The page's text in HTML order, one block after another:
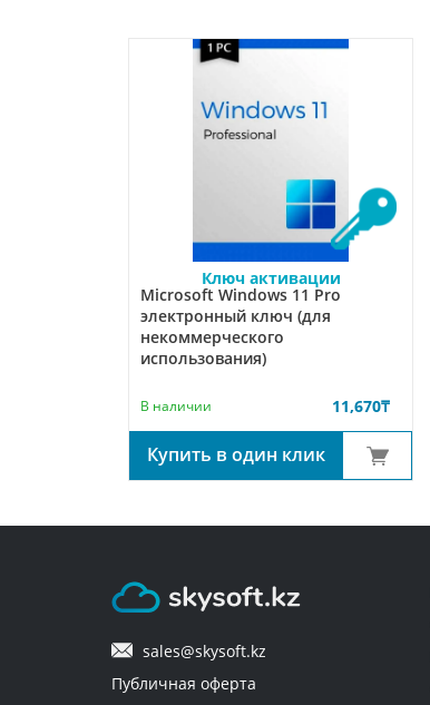
Ключ активации
Microsoft Windows 11 Pro
электронный ключ (для
некоммерческого
использования)
В наличии 11,670₸
Купить в один клик
sales@skysoft.kz
Публичная оферта